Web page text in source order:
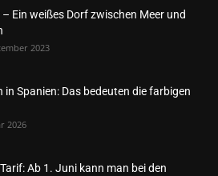
Ein weißes Dorf zwischen Meer und
2023
in Spanien: Das bedeuten die farbigen
2026
Ab 1. Juni kann man bei den